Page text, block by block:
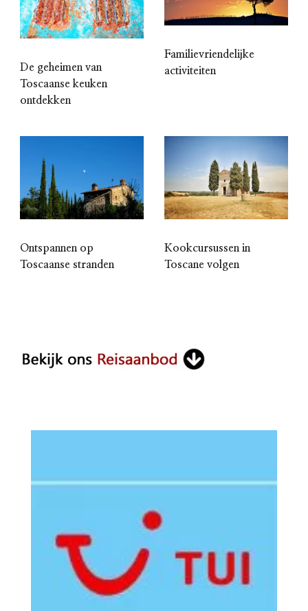
De geheimen van
Toscaanse keuken
ontdekken
Familievriendelijke
activiteiten
Ontspannen op
Toscaanse stranden
Kookcursussen in
Toscane volgen